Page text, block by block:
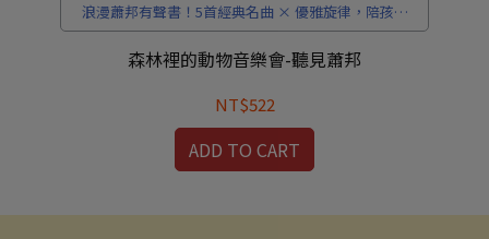
浪漫蕭邦有聲書！5首經典名曲 × 優雅旋律，陪孩子
感受古典詩人般的音樂之美。
森林裡的動物音樂會-聽見蕭邦
NT$522
ADD TO CART